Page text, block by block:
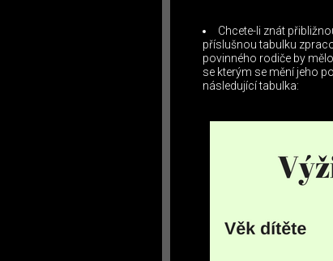
Chcete-li znát
příslušnou tabulku
povinného rodiče by
se kterým se mění jeho
následující tabulka: